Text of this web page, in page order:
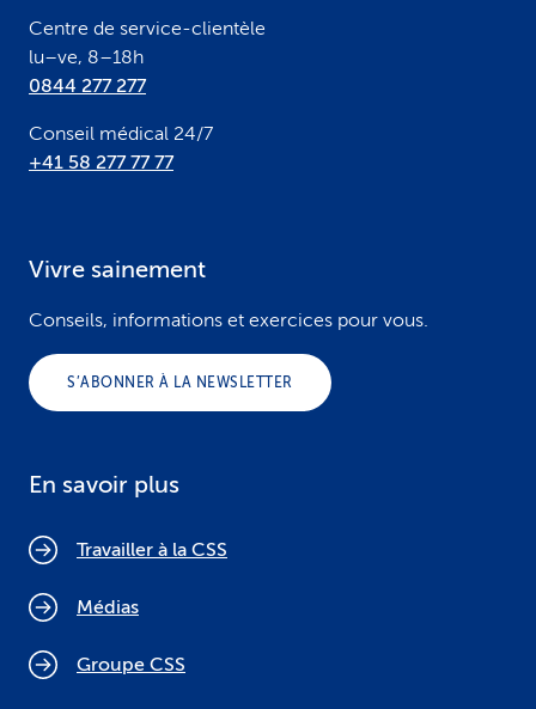
Centre de service-clientèle
lu–ve, 8–18h
0844 277 277
Conseil médical 24/7
+41 58 277 77 77
Vivre sainement
Conseils, informations et exercices pour vous.
S’ABONNER À LA NEWSLETTER
En savoir plus
Travailler à la CSS
Médias
Groupe CSS